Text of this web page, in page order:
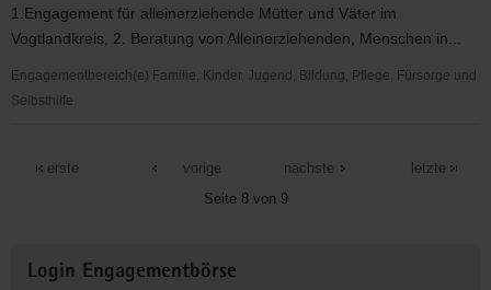
Verbandsarbeit
1.Engagement für alleinerziehende Mütter und Väter im
Vogtlandkreis, 2. Beratung von Alleinerziehenden, Menschen in...
Engagementbereich(e) Familie, Kinder, Jugend, Bildung, Pflege, Fürsorge und
Selbsthilfe
Vogtland
erste
vorige
Seite 8 von 9
nächste letzte
Informationen
Login Engagementbörse